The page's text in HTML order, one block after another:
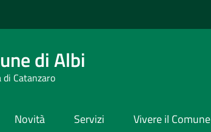
di Albi
di Catanzaro
Novità Servizi Vivere il Comune